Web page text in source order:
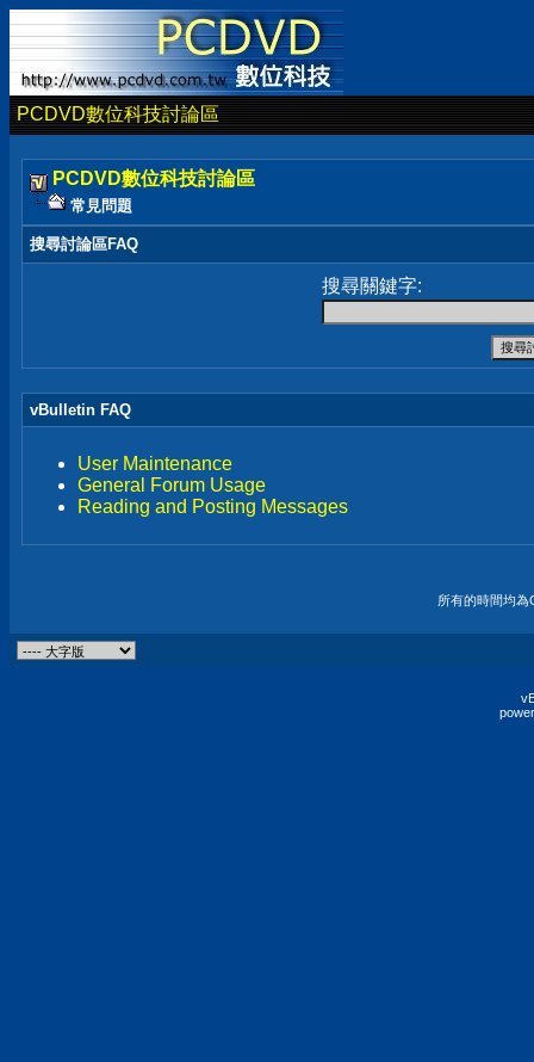
PCDVD數位科技討論區
PCDVD數位科技討論區
常見問題
搜尋討論區FAQ
搜尋關鍵字:
vBulletin FAQ
User Maintenance
General Forum Usage
Reading and Posting Messages
所有的時間均為